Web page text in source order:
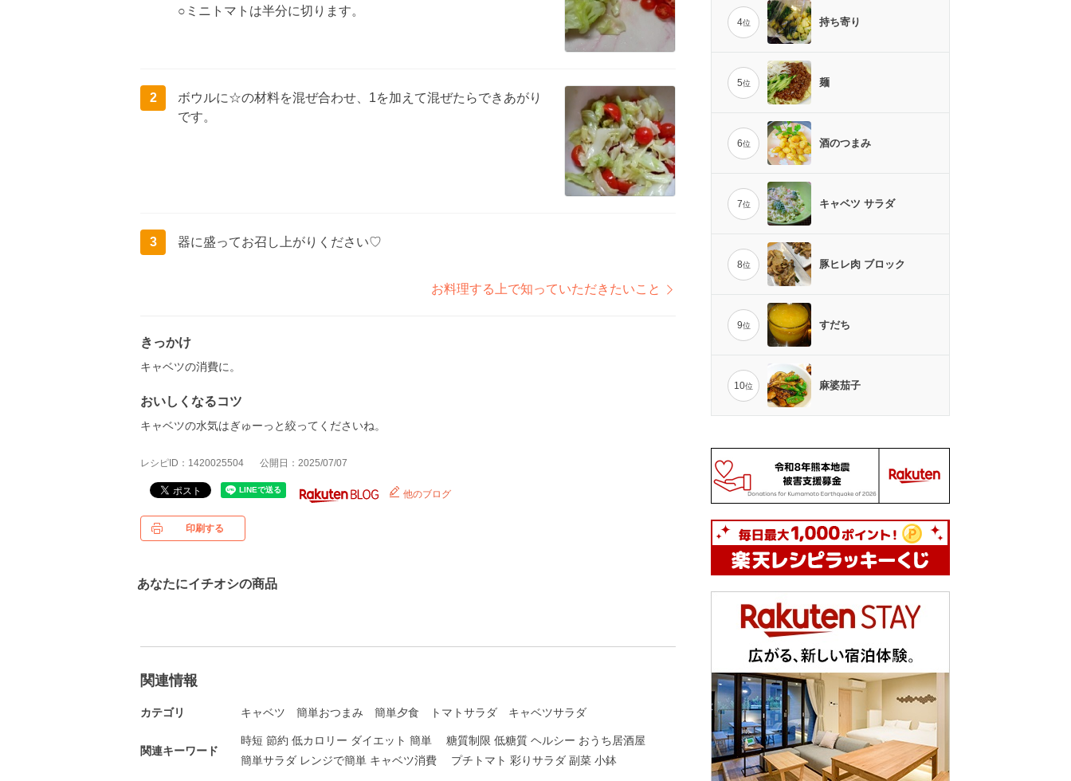
○ミニトマトは半分に切ります。
2
ボウルに☆の材料を混ぜ合わせ、1を加えて混ぜたらできあがり
です。
3 器に盛ってお召し上がりください♡
お料理する上で知っていただきたいこと
きっかけ
キャベツの消費に。
おいしくなるコツ
キャベツの水気はぎゅーっと絞ってくださいね。
レシピID：1420025504 公開日：2025/07/07
他のブログ
印刷する
あなたにイチオシの商品
関連情報
カテゴリ キャベツ 簡単おつまみ 簡単夕食 トマトサラダ キャベツサラダ
関連キーワード
時短 節約 低カロリー ダイエット 簡単
糖質制限 低糖質 ヘルシー おうち居酒屋
簡単サラダ レンジで簡単 キャベツ消費
プチトマト 彩りサラダ 副菜 小鉢
4位 持ち寄り
5位 麺
6位 酒のつまみ
7位 キャベツ サラダ
8位 豚ヒレ肉 ブロック
9位 すだち
10位 麻婆茄子